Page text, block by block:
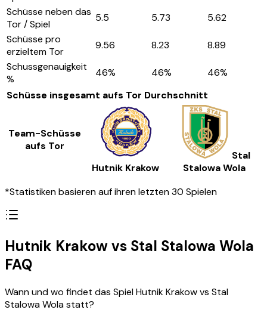
Schüsse neben das
Tor / Spiel
5.5 5.73
5.62
Schüsse pro
erzieltem Tor
9.56 8.23
8.89
Schussgenauigkeit
%
46% 46% 46%
Schüsse insgesamt aufs Tor Durchschnitt
Team-Schüsse
aufs Tor
Hutnik Krakow
Stal
Stalowa Wola
*Statistiken basieren auf ihren letzten 30 Spielen
Hutnik Krakow vs Stal Stalowa Wola
FAQ
Wann und wo findet das Spiel Hutnik Krakow vs Stal
Stalowa Wola statt?